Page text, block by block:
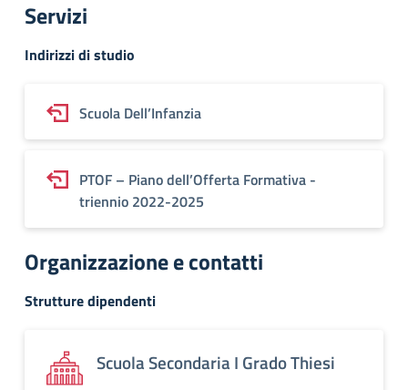
Servizi
Indirizzi di studio
Scuola Dell’Infanzia
PTOF – Piano dell’Offerta Formativa -
triennio 2022-2025
Organizzazione e contatti
Strutture dipendenti
Scuola Secondaria I Grado Thiesi